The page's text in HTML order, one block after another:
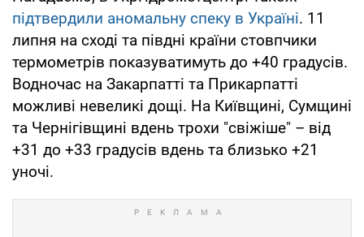
підтвердили аномальну спеку в Україні. 11
липня на сході та півдні країни стовпчики
термометрів показуватимуть до +40 градусів.
Водночас на Закарпатті та Прикарпатті
можливі невеликі дощі. На Київщині, Сумщині
та Чернігівщині вдень трохи "свіжіше" – від
+31 до +33 градусів вдень та близько +21
уночі.